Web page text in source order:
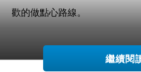
歡的做點心路線。
我們運氣很好，這次在我們附
繼續閱